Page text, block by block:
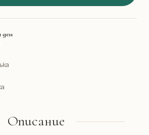
ден
Описание